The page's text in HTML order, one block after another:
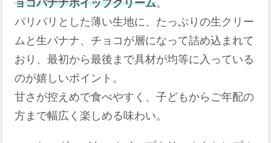
ョコバナナホイップクリーム。
パリパリとした薄い生地に、たっぷりの生クリー
ムと生バナナ、チョコが層になって詰め込まれて
おり、最初から最後まで具材が均等に入っている
のが嬉しいポイント。
甘さが控えめで食べやすく、子どもからご年配の
方まで幅広く楽しめる味わい。